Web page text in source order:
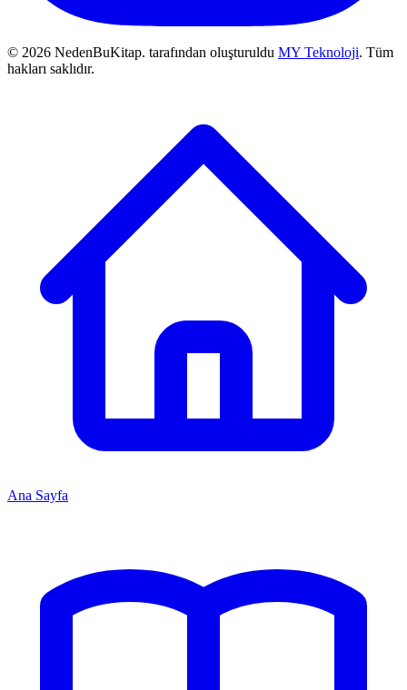
© 2026 NedenBuKitap. tarafından oluşturuldu MY Teknoloji. Tüm
hakları saklıdır.
Ana Sayfa